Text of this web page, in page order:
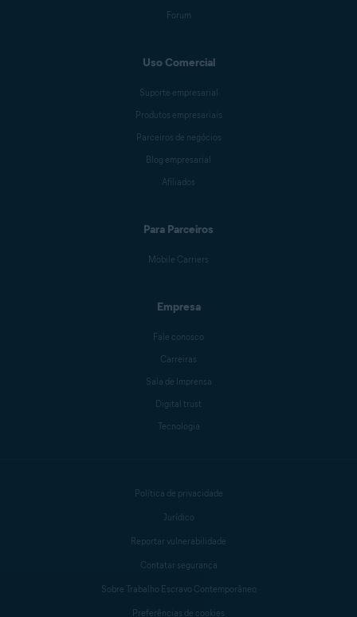
Forum
Uso Comercial
Suporte empresarial
Produtos empresariais
Parceiros de negócios
Blog empresarial
Afiliados
Para Parceiros
Mobile Carriers
Empresa
Fale conosco
Carreiras
Sala de Imprensa
Digital trust
Tecnologia
Política de privacidade
Jurídico
Reportar vulnerabilidade
Contatar segurança
Sobre Trabalho Escravo Contemporâneo
Preferências de cookies